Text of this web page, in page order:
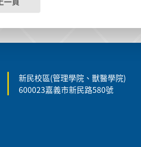
新民校區(管理學院、獸醫學院)
600023嘉義市新民路580號